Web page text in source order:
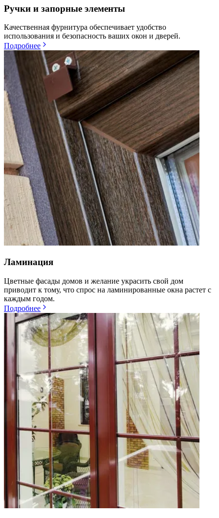
Ручки и запорные элементы
Качественная фурнитура обеспечивает удобство
использования и безопасность ваших окон и дверей.
Подробнее
Ламинация
Цветные фасады домов и желание украсить свой дом
приводит к тому, что спрос на ламинированные окна растет с
каждым годом.
Подробнее